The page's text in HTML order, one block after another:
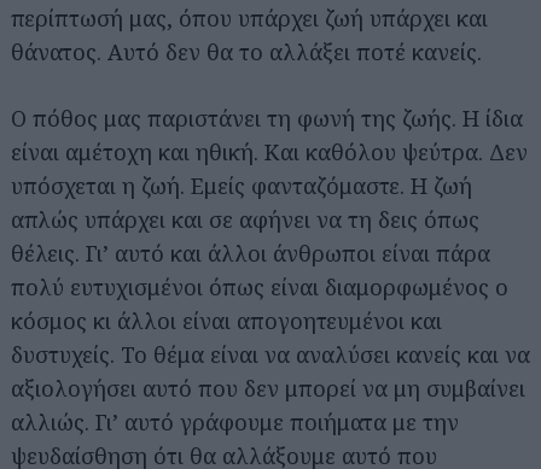
περίπτωσή μας, όπου υπάρχει ζωή υπάρχει και
θάνατος. Αυτό δεν θα το αλλάξει ποτέ κανείς.
Ο πόθος μας παριστάνει τη φωνή της ζωής. Η ίδια
είναι αμέτοχη και ηθική. Και καθόλου ψεύτρα. Δεν
υπόσχεται η ζωή. Εμείς φανταζόμαστε. Η ζωή
απλώς υπάρχει και σε αφήνει να τη δεις όπως
θέλεις. Γι’ αυτό και άλλοι άνθρωποι είναι πάρα
πολύ ευτυχισμένοι όπως είναι διαμορφωμένος ο
κόσμος κι άλλοι είναι απογοητευμένοι και
δυστυχείς. Το θέμα είναι να αναλύσει κανείς και να
αξιολογήσει αυτό που δεν μπορεί να μη συμβαίνει
αλλιώς. Γι’ αυτό γράφουμε ποιήματα με την
ψευδαίσθηση ότι θα αλλάξουμε αυτό που